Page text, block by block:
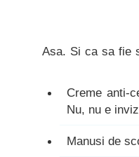
Asa. Si ca sa fie
Creme anti-
Nu, nu e
Manusi de